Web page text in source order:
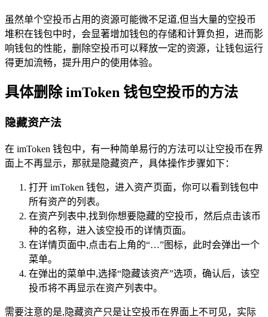
虽然单个空投币占用的资源可能微不足道,但当大量的空投币
堆积在钱包中时，会显著增加钱包的存储和计算负担，进而影
响钱包的性能，删除空投币可以释放一定的资源，让钱包运行
得更加流畅，提升用户的使用体验。
具体删除 imToken 钱包空投币的方法
隐藏资产法
在 imToken 钱包中，有一种简单易行的方法可以让空投币在界
面上不再显示，那就是隐藏资产，具体操作步骤如下：
打开 imToken 钱包，进入资产页面，你可以看到钱包中
所有资产的列表。
在资产列表中,找到你想要隐藏的空投币，然后点击该币
种的名称，进入该空投币的详情页面。
在详情页面中,点击右上角的“…”图标，此时会弹出一个
菜单。
在弹出的菜单中,选择“隐藏该资产”选项，确认后，该空
投币将不再显示在资产列表中。
需要注意的是,隐藏资产只是让空投币在界面上不可见，实际